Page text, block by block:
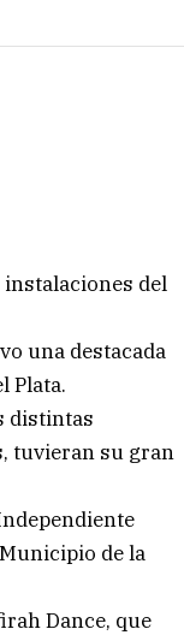
instalaciones del
una destacada
Plata.
distintas
tuvieran su gran
de la
Dance, que